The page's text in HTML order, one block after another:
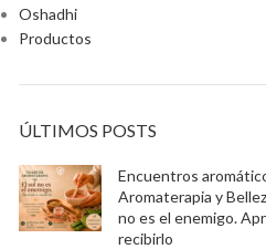
Oshadhi
Productos
ÚLTIMOS POSTS
Encuentros
Aromaterapia y
no es el enemigo.
recibirlo